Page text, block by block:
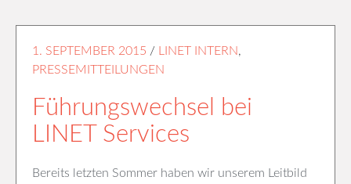
1. SEPTEMBER 2015 / LINET INTERN,
PRESSEMITTEILUNGEN
Führungswechsel bei
LINET Services
Bereits letzten Sommer haben wir unserem Leitbild